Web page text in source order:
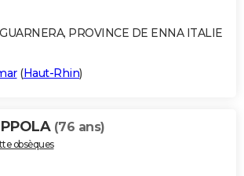
PROVINCE DE ENNA ITALIE
(Haut-Rhin)
(76 ans)
obsèques